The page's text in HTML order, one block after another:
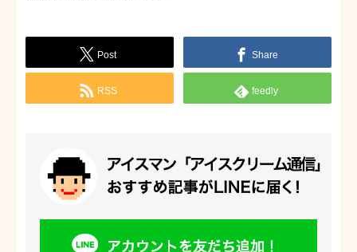
Post Share
RSS feedly